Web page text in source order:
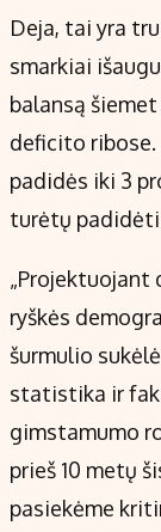
Deja, tai yra
smarkiai
balansą
deficito ribose.
padidės iki 3
turėtų padidėti
„Projektuojant
ryškės
šurmulio
statistika ir
gimstamumo
prieš 10 metų
pasiekėme